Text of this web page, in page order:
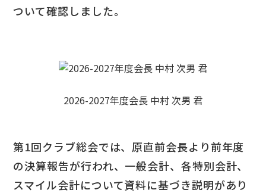
ついて確認しました。
2026-2027年度会長 中村 次男 君
第1回クラブ総会では、原直前会長より前年度
の決算報告が行われ、一般会計、各特別会計、
スマイル会計について資料に基づき説明があり